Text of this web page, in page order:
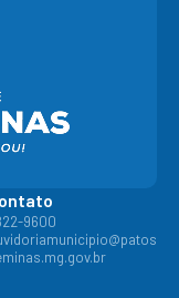
9600